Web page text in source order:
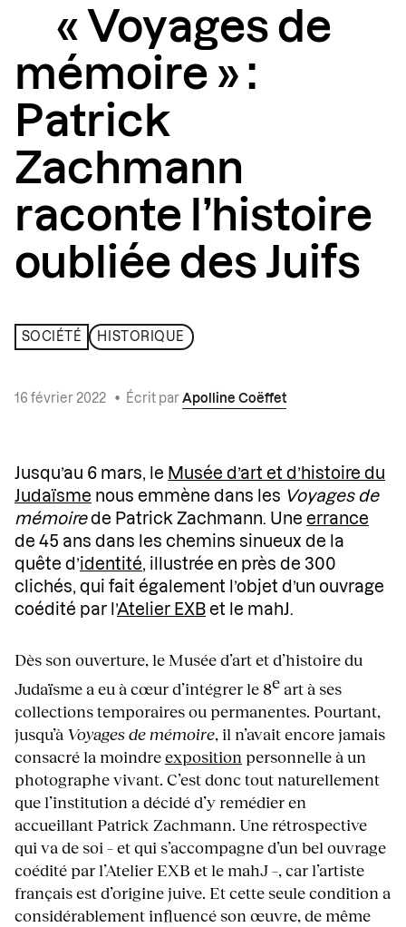
« Voyages de
mémoire » :
Patrick
Zachmann
raconte l’histoire
oubliée des Juifs
SOCIÉTÉ HISTORIQUE
16 février 2022 • Écrit par Apolline Coëffet
Jusqu’au 6 mars, le Musée d’art et d’histoire du
Judaïsme nous emmène dans les Voyages de
mémoirede Patrick Zachmann. Une errance
de 45 ans dans les chemins sinueux de la
quête d’identité, illustrée en près de 300
clichés, qui fait également l’objet d’un ouvrage
coédité par l’Atelier EXB et le mahJ.
Dès son ouverture, le Musée d’art et d’histoire du
Judaïsme a eu à cœur d’intégrer le 8e art à ses
collections temporaires ou permanentes. Pourtant,
jusqu’à Voyages de mémoire, il n’avait encore jamais
consacré la moindreexposition personnelle à un
photographe vivant. C’est donc tout naturellement
que l’institution a décidé d’y remédier en
accueillant Patrick Zachmann. Une rétrospective
qui va de soi – et qui s’accompagne d’un bel ouvrage
coédité par l’Atelier EXB et le mahJ –, car l’artiste
français est d’origine juive. Et cette seule condition a
considérablement influencé son œuvre, de même